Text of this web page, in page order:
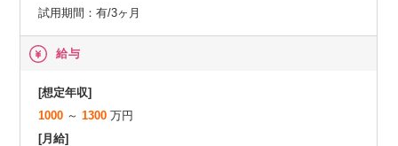
試用期間：有/3ヶ月
給与
[想定年収]
1000 ～1300 万円
[月給]